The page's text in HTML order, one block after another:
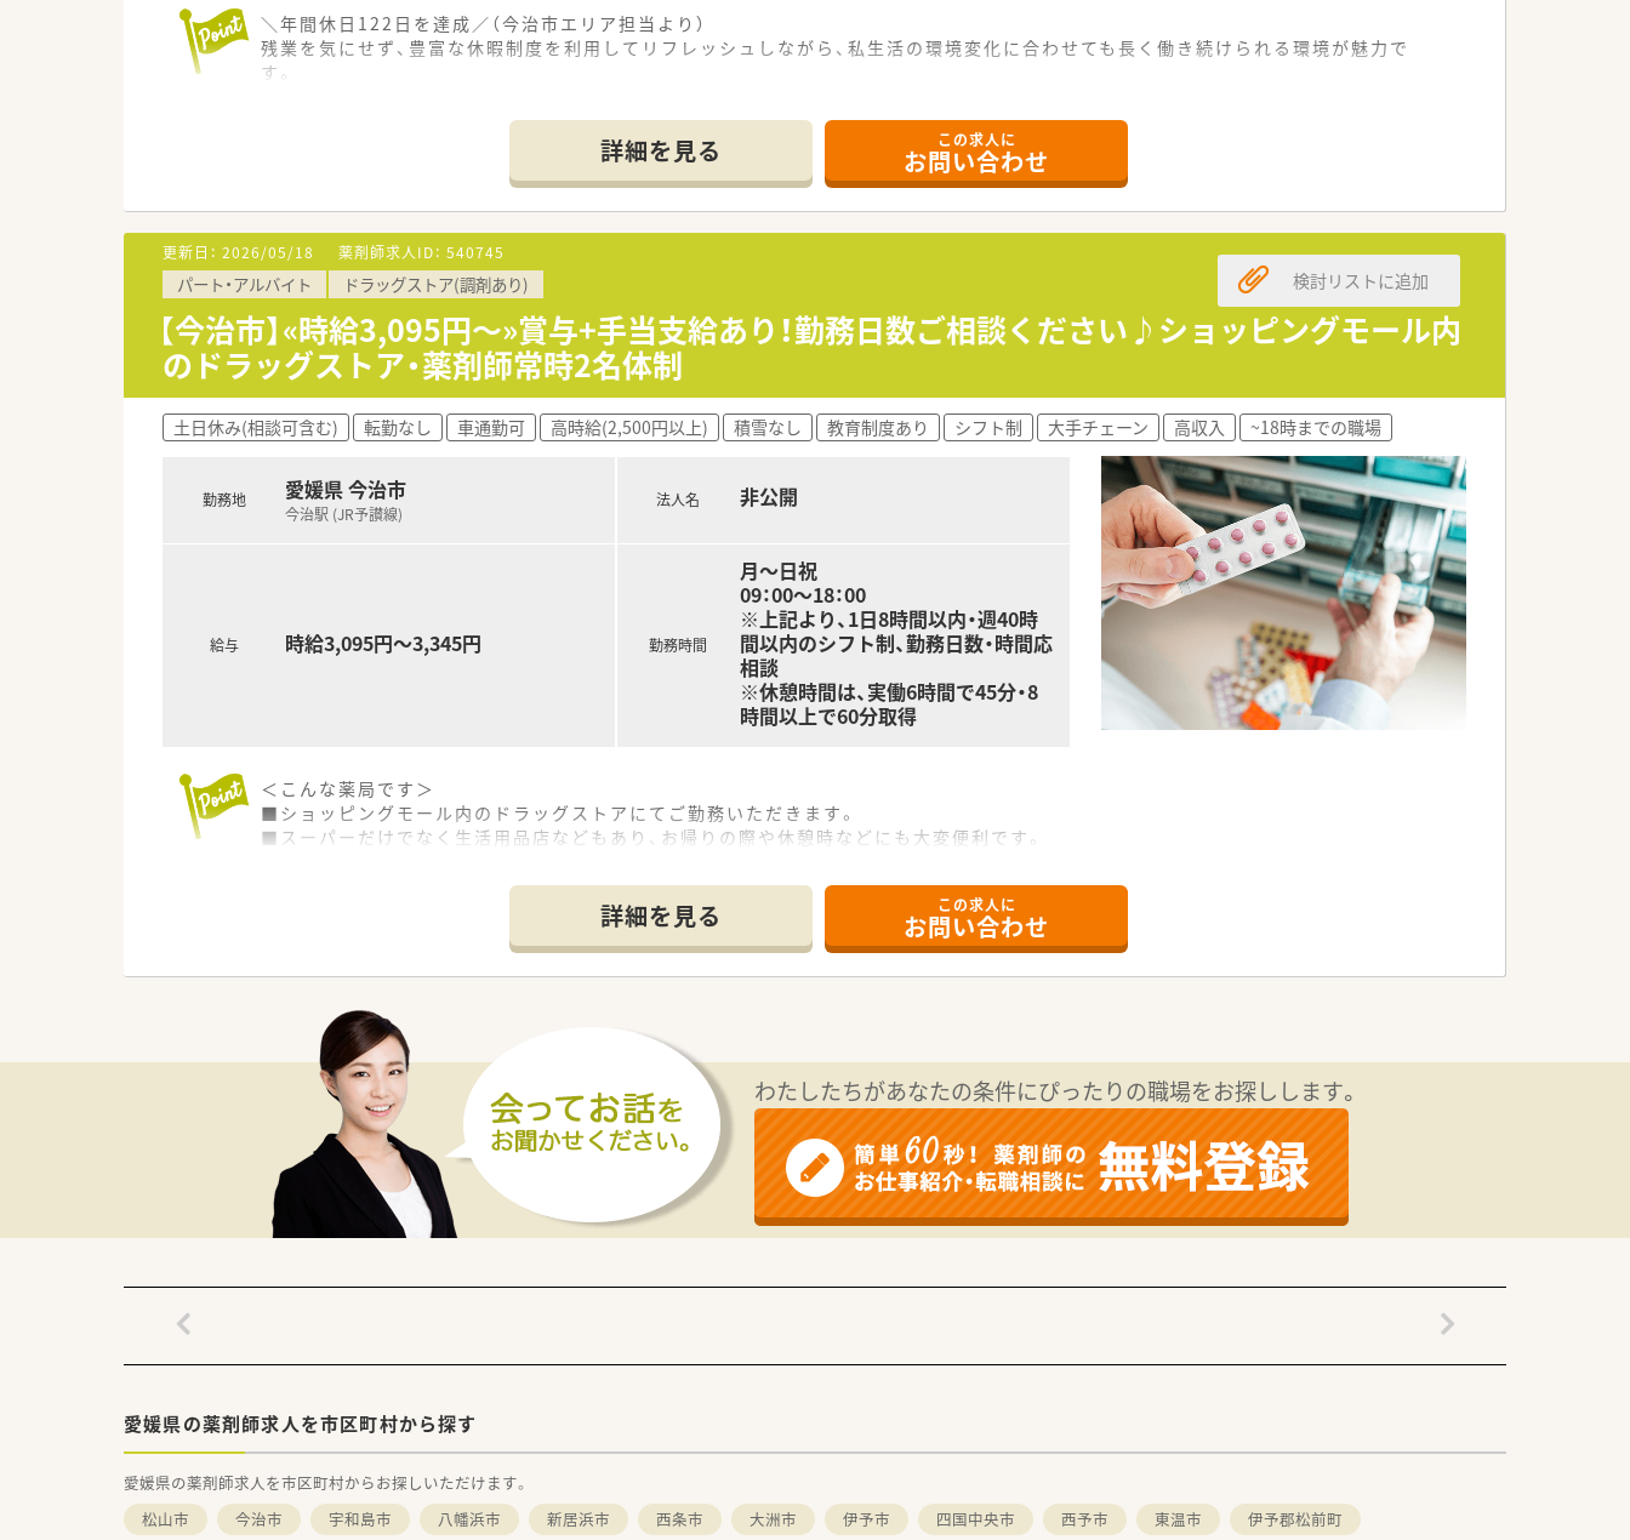
＼年間休日122日を達成／（今治市エリア担当より）
残業を気にせず、豊富な休暇制度を利用してリフレッシュしながら、私生活の環境変化に合わせても長く働き続けられる環境が魅力で
す。
【店舗情報と応需状況について】
■最寄り駅の伊予富田駅から車で7分の場所に位置しており、2017年に開局された非常に綺麗な店舗です。
■周辺の中核病院から内科や小児科など複数科目の処方箋を1日平均100枚応需しており、幅広く経験できます。
■現在の勤務者数は薬剤師4名と事務員4名が在籍しており、管理薬剤師は女性が務めている職場です。
【求人情報について】
■正社員として勤務する薬剤師の募集であり、想定される年収は420万円から600万円程度となっています。
■昇給は年1回4月に実施され、賞与は年2回6月と12月に支給されるなど、安定した待遇が用意されています。
■各種手当として薬剤師手当や認定薬剤師手当をはじめ、役職手当や家族手当などが豊富に支給される仕組みです。
【想定されるキャリアイメージ】
■マンツーマンのOJTやキャリアアップ研修を通じて、豊富な専門知識と確かな調剤技術を一から習得できます。
■段階別の研修だけでなく専門別研修も用意されており、将来的には薬局長などの役職を目指すことが可能です。
■薬局長へ昇格した場合は、経験や習熟度に応じて620万円から750万円の高年収を目指すことができます。
詳細を見る この求人に
お問い合わせ
更新日： 2026/05/18 薬剤師求人ID： 540745
パート・アルバイト ドラッグストア(調剤あり)
【今治市】«時給3,095円～»賞与+手当支給あり！勤務日数ご相談ください♪ショッピングモール内
のドラッグストア・薬剤師常時2名体制
検討リストに追加
土日休み(相談可含む) 転勤なし 車通勤可 高時給(2,500円以上) 積雪なし 教育制度あり シフト制 大手チェーン 高収入 ~18時までの職場
勤務地 愛媛県 今治市
今治駅 (JR予讃線)
給与 時給3,095円～3,345円
法人名 非公開
勤務時間
月～日祝
09：00～18：00
※上記より、1日8時間以内・週40時
間以内のシフト制、勤務日数・時間応
相談
※休憩時間は、実働6時間で45分・8
時間以上で60分取得
＜こんな薬局です＞
■ショッピングモール内のドラッグストアにてご勤務いただきます。
■スーパーだけでなく生活用品店などもあり、お帰りの際や休憩時などにも大変便利です。
■調剤・監査・投薬・OTC販売など薬剤師業務全般をお願いします。
＜研修制度＞
■一般教育として、社会人の基礎から学ぶ事が出来ます。
■薬剤師としての知識・技術・カウンセリングスキルを身につけるための専門研修も用意しています。
■1人ひとりの成長と学習の機会支援する
キャリア支援研修もございます。
＜法人概要＞
■営業収益日本小売業No.1の安定しており、日本全国及び海外にも幅広く出店しています。
■全国に278店舗を展開中の企業です。
調剤はもちろん、OTCやシニアケア、漢方薬、健康食品といった健康に必要な商品・サービス提供、クリニックの誘致など新たな取り組
■漢方の取り扱いを促進しており、普通の調剤薬局では扱っていない種類の漢方も勉強できます。
■調剤・OTCの担当として経験を積み更に管理薬剤師を経験した後は、「在宅・企画開発・バイヤー・教育・薬事・調剤サポート」等のより専
度、ポイント面談」などを通じて、今後のキャリアや希望を会社側に伝え新たなキャリア形成する事も可能です。
■育児休業は最大3年間の取得が可能、育児休職からの復帰率「98.6％（昨年までの2年間平均）」です。
詳細を見る この求人に
お問い合わせ
わたしたちがあなたの条件にぴったりの職場をお探しします。
愛媛県の薬剤師求人を市区町村から探す
愛媛県の薬剤師求人を市区町村からお探しいただけます。
松山市
今治市 宇和島市 八幡浜市 新居浜市 西条市 大洲市 伊予市 四国中央市 西予市 東温市 伊予郡松前町